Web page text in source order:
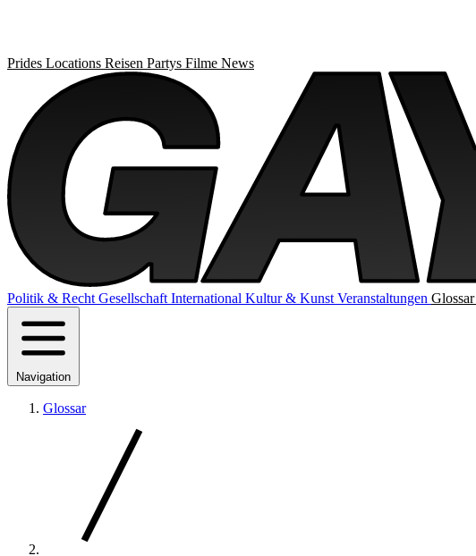
Prides Locations Reisen Partys Filme News
Politik & Recht Gesellschaft International Kultur & Kunst Veranstaltungen Glossar
Navigation
Glossar